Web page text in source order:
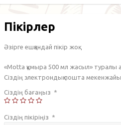
Пікірлер
Әзірге ешқандай пікір жоқ.
«Motta құмыра 500 мл жасыл» туралы
Сіздің электрондық пошта
Сіздің бағаңыз *
Сіздің пікіріңіз *